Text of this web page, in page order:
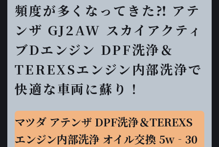
頻度が多くなってきた⁈ アテ
ンザ GJ2AW スカイアクティ
ブDエンジン DPF洗浄＆
TEREXSエンジン内部洗浄で
快適な車両に蘇り！
マツダ アテンザ DPF洗浄＆TEREXS
エンジン内部洗浄 オイル交換 5w‐30